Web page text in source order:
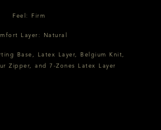
Feel: Firm
Layer: Natural
Base, Latex Layer, Belgium Knit,
Zipper, and 7-Zones Latex Layer